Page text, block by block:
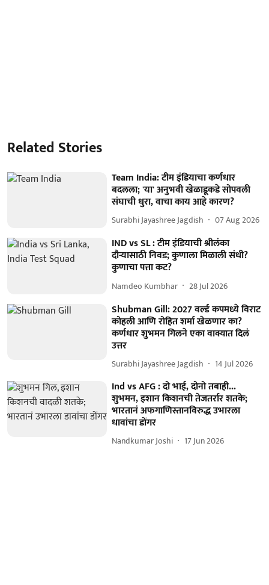
Related Stories
Team India: टीम इंडियाचा कर्णधार
बदलला; 'या' अनुभवी खेळाडूकडे सोपवली
संघाची धुरा, वाचा काय आहे कारण?
Surabhi Jayashree Jagdish 07 Aug 2026
IND vs SL : टीम इंडियाची श्रीलंका
दौऱ्यासाठी निवड; कुणाला मिळाली संधी?
कुणाचा पत्ता कट?
Namdeo Kumbhar 28 Jul 2026
Shubman Gill: 2027 वर्ल्ड कपमध्ये विराट
कोहली आणि रोहित शर्मा खेळणार का?
कर्णधार शुभमन गिलने एका वाक्यात दिलं
उत्तर
Surabhi Jayashree Jagdish 14 Jul 2026
Ind vs AFG : दो भाई, दोनो तबाही...
शुभमन, इशान किशनची तेजतर्रार शतके;
भारतानं अफगाणिस्तानविरुद्ध उभारला
धावांचा डोंगर
Nandkumar Joshi 17 Jun 2026